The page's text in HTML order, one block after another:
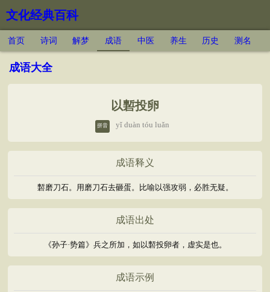
文化经典百科
首页 诗词 解梦 成语 中医 养生 历史 测名
成语大全
以磛投卵
拼音 yǐ duàn tóu luǎn
成语释义
磛磨刀石。用磨刀石去砸蛋。比喻以强攻弱，必胜无疑。
成语出处
《孙子·势篇》兵之所加，如以磛投卵者，虚实是也。
成语示例